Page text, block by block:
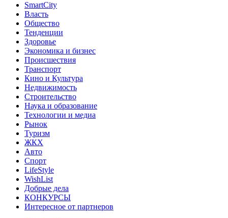
SmartCity
Власть
Общество
Тенденции
Здоровье
Экономика и бизнес
Происшествия
Транспорт
Кино и Культура
Недвижимость
Строительство
Наука и образование
Технологии и медиа
Рынок
Туризм
ЖКХ
Авто
Спорт
LifeStyle
WishList
Добрые дела
КОНКУРСЫ
Интересное от партнеров